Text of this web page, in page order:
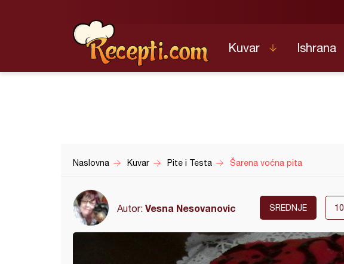
Kuvar Ishrana
Naslovna Kuvar Pite i Testa Šarena voćna pita
Autor: Vesna Nesovanovic SREDNJE 10